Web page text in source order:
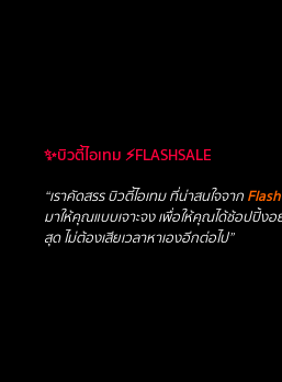
✨บิวตี้ไอเทม ⚡FLASHSALE
“เราคัดสรร บิวตี้ไอเทม ที่น่าสนใจจาก Flash
มาให้คุณแบบเจาะจง เพื่อให้คุณได้ช้อปปิ้ง
สุด ไม่ต้องเสียเวลาหาเองอีกต่อไป”